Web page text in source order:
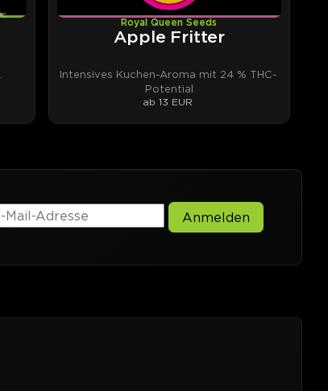
Royal Queen Seeds
Apple Fritter
Intensives Kuchen-Aroma mit 24 % THC-
Potential
ab 13 EUR
Anmelden